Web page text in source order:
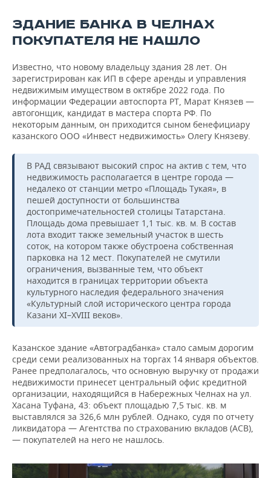
ЗДАНИЕ БАНКА В ЧЕЛНАХ
ПОКУПАТЕЛЯ НЕ НАШЛО
Известно, что новому владельцу здания 28 лет. Он
зарегистрирован как ИП в сфере аренды и управления
недвижимым имуществом в октябре 2022 года. По
информации Федерации автоспорта РТ, Марат Князев —
автогонщик, кандидат в мастера спорта РФ. По
некоторым данным, он приходится сыном бенефициару
казанского ООО «Инвест недвижимость» Олегу Князеву.
В РАД связывают высокий спрос на актив с тем, что
недвижимость располагается в центре города —
недалеко от станции метро «Площадь Тукая», в
пешей доступности от большинства
достопримечательностей столицы Татарстана.
Площадь дома превышает 1,1 тыс. кв. м. В состав
лота входит также земельный участок в шесть
соток, на котором также обустроена собственная
парковка на 12 мест. Покупателей не смутили
ограничения, вызванные тем, что объект
находится в границах территории объекта
культурного наследия федерального значения
«Культурный слой исторического центра города
Казани XI–XVIII веков».
Казанское здание «Автоградбанка» стало самым дорогим
среди семи реализованных на торгах 14 января объектов.
Ранее предполагалось, что основную выручку от продажи
недвижимости принесет центральный офис кредитной
организации, находящийся в Набережных Челнах на ул.
Хасана Туфана, 43: объект площадью 7,5 тыс. кв. м
выставлялся за 326,6 млн рублей. Однако, судя по отчету
ликвидатора — Агентства по страхованию вкладов (АСВ),
— покупателей на него не нашлось.